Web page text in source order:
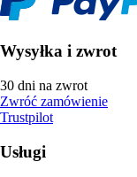
Wysyłka i zwrot
30 dni na zwrot
Zwróć zamówienie
Trustpilot
Usługi